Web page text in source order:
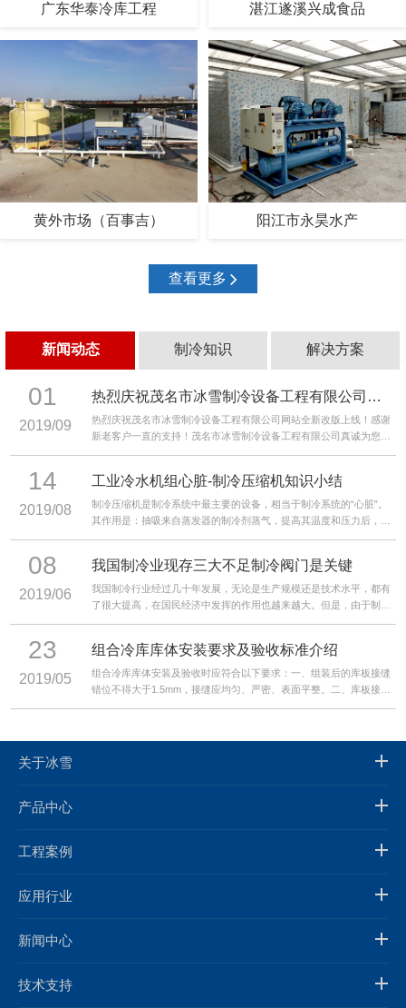
广东华泰冷库工程 湛江遂溪兴成食品
黄外市场（百事吉） 阳江市永昊水产
查看更多
新闻动态 制冷知识 解决方案
01
2019/09
热烈庆祝茂名市冰雪制冷设备工程有限公司网站全新改版上线！
热烈庆祝茂名市冰雪制冷设备工程有限公司网站全新改版上线！感谢
新老客户一直的支持！茂名市冰雪制冷设备工程有限公司真诚为您服
14
2019/08
工业冷水机组心脏-制冷压缩机知识小结
制冷压缩机是制冷系统中最主要的设备，相当于制冷系统的“心脏”。
其作用是：抽吸来自蒸发器的制冷剂蒸气，提高其温度和压力后，将
08
2019/06
我国制冷业现存三大不足制冷阀门是关键
我国制冷行业经过几十年发展，无论是生产规模还是技术水平，都有
了很大提高，在国民经济中发挥的作用也越来越大。但是，由于制冷
主要存在三大不足。
23
2019/05
组合冷库库体安装要求及验收标准介绍
组合冷库库体安装及验收时应符合以下要求：一、组装后的库板接缝
错位不得大于1.5mm，接缝应均匀、严密、表面平整。二、库板接缝
关于冰雪
产品中心
工程案例
应用行业
新闻中心
技术支持